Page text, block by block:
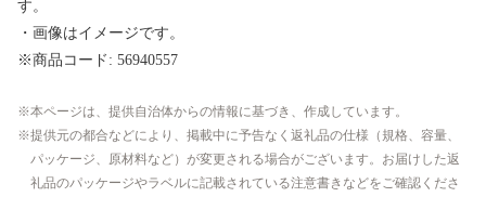
す。
・画像はイメージです。
※商品コード: 56940557
本ページは、提供自治体からの情報に基づき、作成しています。
提供元の都合などにより、掲載中に予告なく返礼品の仕様（規格、容量、
パッケージ、原材料など）が変更される場合がございます。お届けした返
礼品のパッケージやラベルに記載されている注意書きなどをご確認くださ